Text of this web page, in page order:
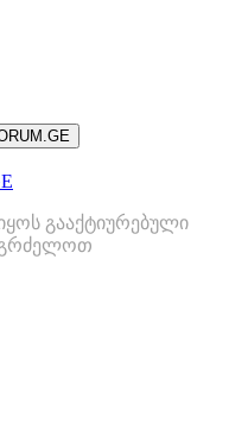
გააქტიურებული